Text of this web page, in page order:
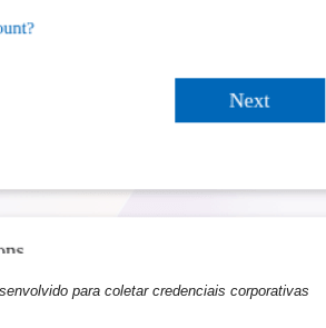
para coletar credenciais corporativas